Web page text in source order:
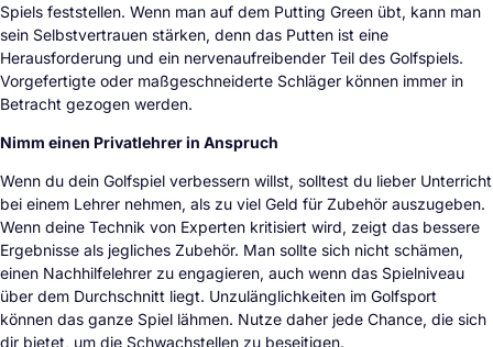
Spiels feststellen. Wenn man auf dem Putting Green übt, kann man
sein Selbstvertrauen stärken, denn das Putten ist eine
Herausforderung und ein nervenaufreibender Teil des Golfspiels.
Vorgefertigte oder maßgeschneiderte Schläger können immer in
Betracht gezogen werden.
Nimm einen Privatlehrer in Anspruch
Wenn du dein Golfspiel verbessern willst, solltest du lieber Unterricht
bei einem Lehrer nehmen, als zu viel Geld für Zubehör auszugeben.
Wenn deine Technik von Experten kritisiert wird, zeigt das bessere
Ergebnisse als jegliches Zubehör. Man sollte sich nicht schämen,
einen Nachhilfelehrer zu engagieren, auch wenn das Spielniveau
über dem Durchschnitt liegt. Unzulänglichkeiten im Golfsport
können das ganze Spiel lähmen. Nutze daher jede Chance, die sich
dir bietet, um die Schwachstellen zu beseitigen.